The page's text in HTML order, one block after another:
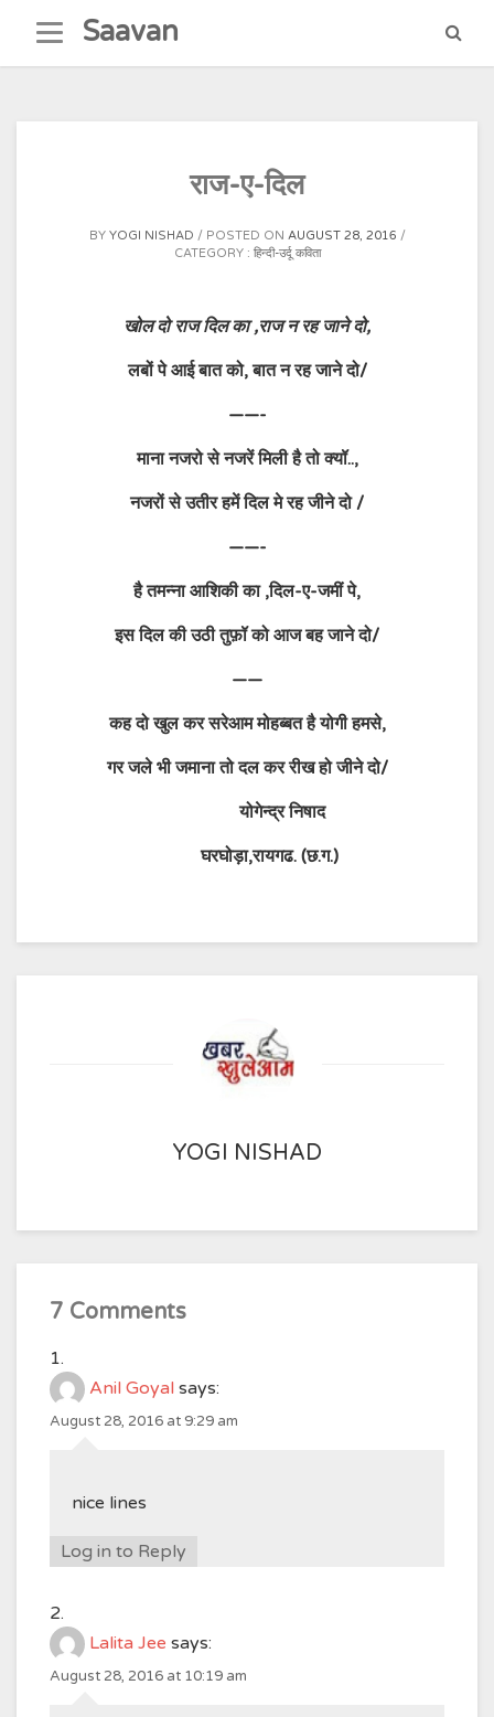
content
Saavan
राज-ए-दिल
BY YOGI NISHAD POSTED ON AUGUST 28, 2016
CATEGORY : हिन्दी-उर्दू कविता
खोल दो राज दिल का ,राज न रह जाने दो,
लबों पे आई बात को, बात न रह जाने दो/
——-
माना नजरो से नजरें मिली है तो क्यॉ..,
नजरों से उतीर हमें दिल मे रह जीने दो /
——-
है तमन्ना आशिकी का ,दिल-ए-जमीं पे,
इस दिल की उठी तुफ़ॉ को आज बह जाने दो/
——
कह दो खुल कर सरेआम मोहब्बत है योगी हमसे,
गर जले भी जमाना तो दल कर रीख हो जीने दो/
योगेन्द्र निषाद
घरघोड़ा,रायगढ. (छ.ग.)
YOGI NISHAD
7 Comments
Anil Goyal says:
August 28, 2016 at 9:29 am
nice lines
Log in to Reply
Lalita Jee says:
August 28, 2016 at 10:19 am